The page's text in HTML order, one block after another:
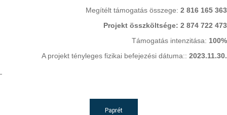
Megítélt támogatás összege: 2 816 165 363
Projekt összköltsége: 2 874 722 473
Támogatás intenzitása: 100%
A projekt tényleges fizikai befejezési dátuma:: 2023.11.30.
Paprét